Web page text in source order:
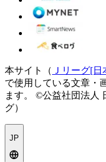
本サイト（ Ｊリーグ[
で使用している文章・
ます。
©公益社団法人
グ）
JP